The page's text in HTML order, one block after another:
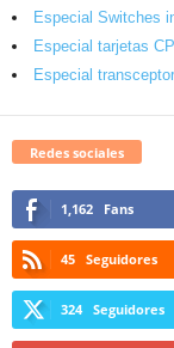
Especial Switches
Especial tarjetas
Especial
Redes sociales
1,162 Fans
45 Seguidores
324 Seguidores